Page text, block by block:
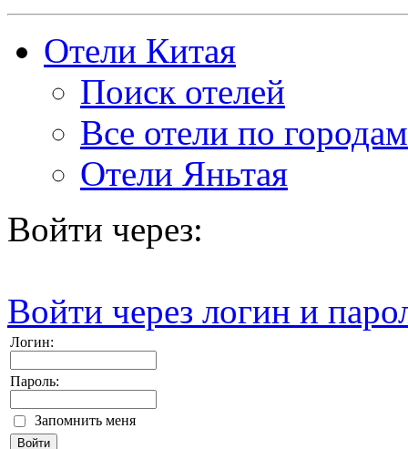
Отели Китая
Поиск отелей
Все отели по городам
Отели Яньтая
Войти через:
Войти через логин и
Логин:
Пароль:
Запомнить меня